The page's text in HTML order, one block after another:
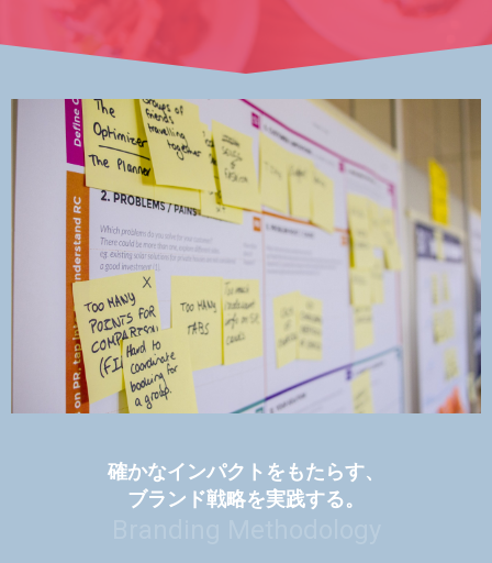
確かなインパクトをもたらす、
ブランド戦略を実践する。